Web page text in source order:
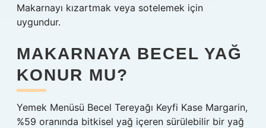
Makarnayı kızartmak veya sotelemek için
uygundur.
MAKARNAYA BECEL YAĞ
KONUR MU?
Yemek Menüsü Becel Tereyağı Keyfi Kase Margarin,
%59 oranında bitkisel yağ içeren sürülebilir bir yağ